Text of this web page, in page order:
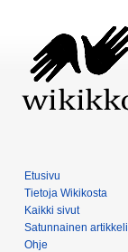
Etusivu
Tietoja Wikikosta
Kaikki sivut
Satunnainen artikkeli
Ohje